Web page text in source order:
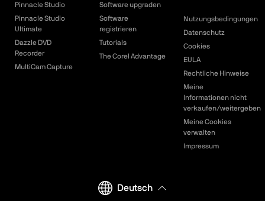
Pinnacle Studio
Pinnacle Studio
Ultimate
Dazzle DVD
Recorder
MultiCam Capture
Software upgraden
Software
registrieren
Tutorials
The Corel Advantage
Nutzungsbedingungen
Datenschutz
Cookies
EULA
Rechtliche Hinweise
Meine
Informationen nicht
verkaufen/weitergeben
Meine Cookies
verwalten
Impressum
Deutsch